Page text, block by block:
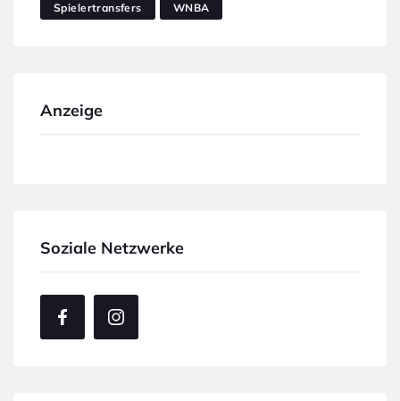
Spielertransfers WNBA
Anzeige
Soziale Netzwerke